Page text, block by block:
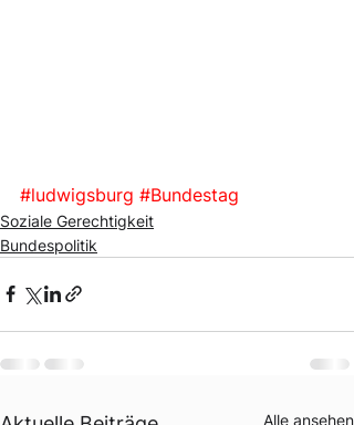
#ludwigsburg #Bundestag
Soziale Gerechtigkeit
Bundespolitik
Alle ansehen